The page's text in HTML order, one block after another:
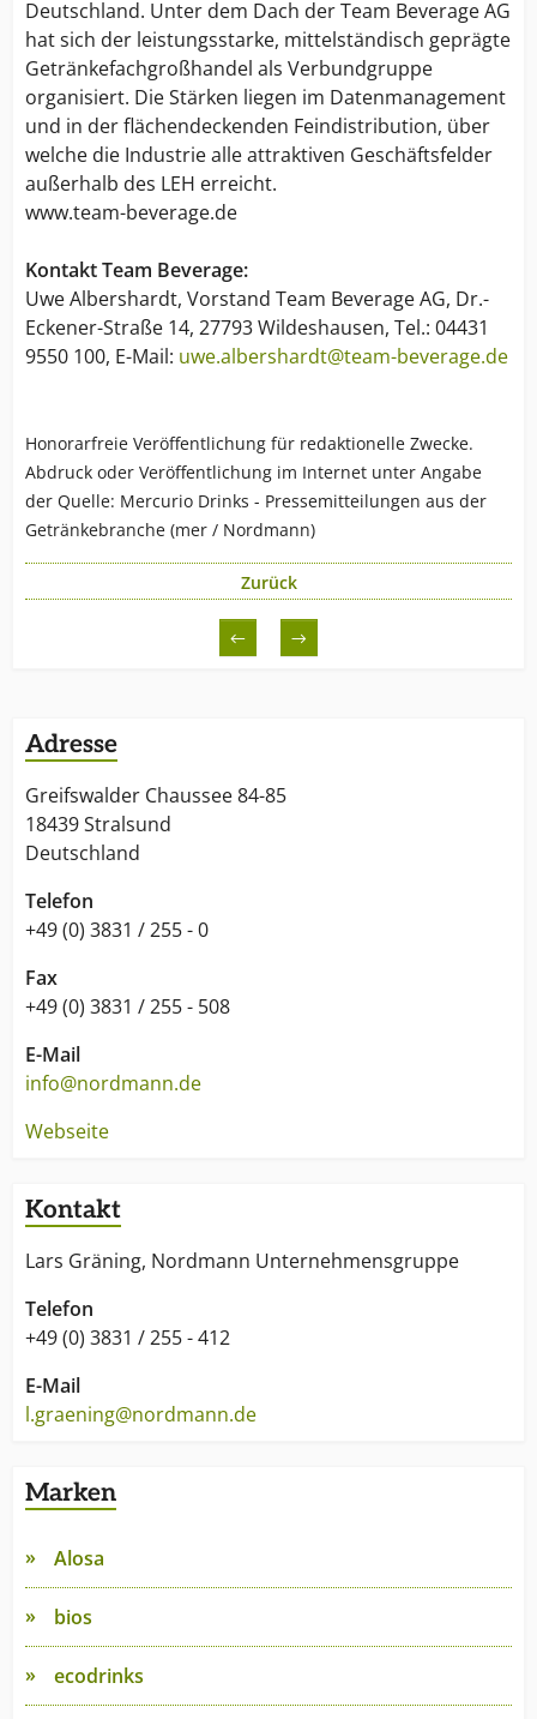
Deutschland. Unter dem Dach der Team Beverage AG
hat sich der leistungsstarke, mittelständisch geprägte
Getränkefachgroßhandel als Verbundgruppe
organisiert. Die Stärken liegen im Datenmanagement
und in der flächendeckenden Feindistribution, über
welche die Industrie alle attraktiven Geschäftsfelder
außerhalb des LEH erreicht.
www.team-beverage.de
Kontakt Team Beverage:
Uwe Albershardt, Vorstand Team Beverage AG, Dr.-
Eckener-Straße 14, 27793 Wildeshausen, Tel.: 04431
9550 100, E-Mail: uwe.albershardt@team-beverage.de
Honorarfreie Veröffentlichung für redaktionelle Zwecke.
Abdruck oder Veröffentlichung im Internet unter Angabe
der Quelle: Mercurio Drinks - Pressemitteilungen aus der
Getränkebranche (mer / Nordmann)
Zurück
← →
Adresse
Greifswalder Chaussee 84-85
18439 Stralsund
Deutschland
Telefon
+49 (0) 3831 / 255 - 0
Fax
+49 (0) 3831 / 255 - 508
E-Mail
info@nordmann.de
Webseite
Kontakt
Lars Gräning, Nordmann Unternehmensgruppe
Telefon
+49 (0) 3831 / 255 - 412
E-Mail
l.graening@nordmann.de
Marken
Alosa
bios
ecodrinks